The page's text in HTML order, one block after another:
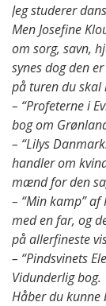
Jeg studerer
Men Josefine
om sorg, savn,
synes dog den
på turen du skal
– “Profeterne i
bog om
– “Lilys
handler om
mænd for den
– “Min kamp”
med en far, og
på allerfineste
– “Pindsvinets
Vidunderlig bog.
Håber du kunne